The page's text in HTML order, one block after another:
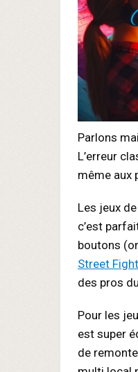
Parlons
L’erreur
même aux
Les jeux
c’est
boutons
Street
des pros
Pour les
est super
de